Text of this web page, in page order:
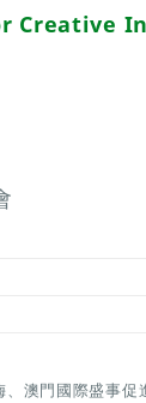
Creative
澳門國際盛事促